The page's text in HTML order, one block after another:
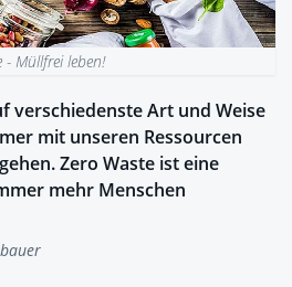
- Müllfrei leben!
verschiedenste Art und Weise
mit unseren Ressourcen
Zero Waste ist eine
mehr Menschen